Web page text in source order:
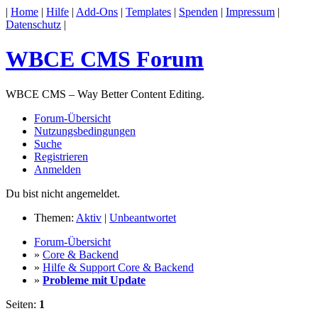
| Home | Hilfe | Add-Ons | Templates | Spenden | Impressum |
Datenschutz |
WBCE CMS Forum
WBCE CMS – Way Better Content Editing.
Forum-Übersicht
Nutzungsbedingungen
Suche
Registrieren
Anmelden
Du bist nicht angemeldet.
Themen: Aktiv | Unbeantwortet
Forum-Übersicht
» Core & Backend
» Hilfe & Support Core & Backend
» Probleme mit Update
Seiten: 1